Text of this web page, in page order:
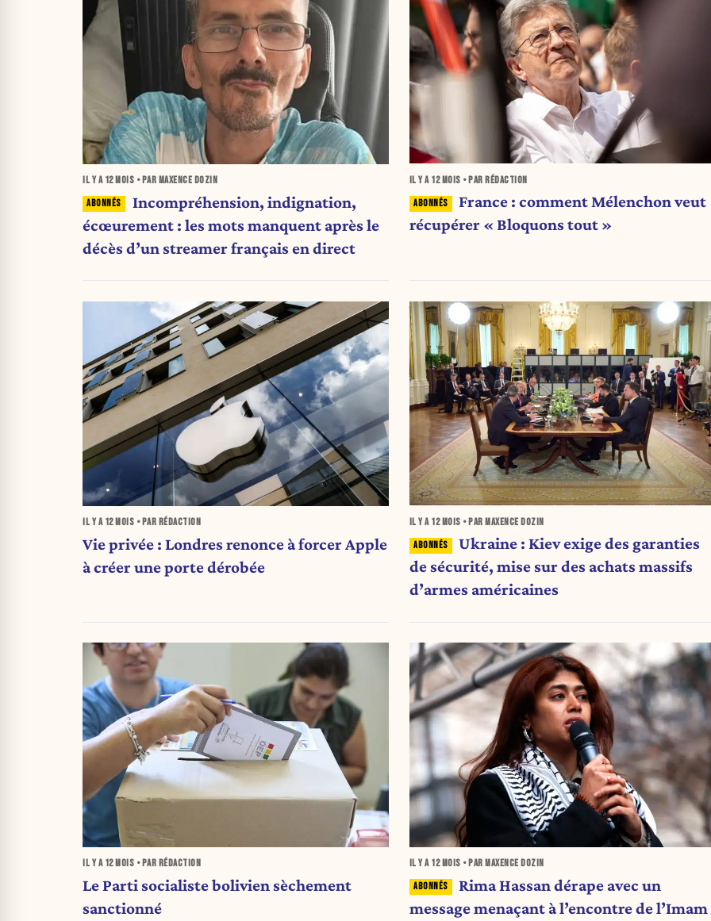
IL Y A 12 MOIS • PAR MAXENCE DOZIN
Incompréhension, indignation,
écœurement : les mots manquent après le
décès d’un streamer français en direct
IL Y A 12 MOIS • PAR RÉDACTION
France : comment Mélenchon veut
récupérer « Bloquons tout »
IL Y A 12 MOIS • PAR RÉDACTION
Vie privée : Londres renonce à forcer Apple
à créer une porte dérobée
IL Y A 12 MOIS • PAR MAXENCE DOZIN
Ukraine : Kiev exige des garanties
de sécurité, mise sur des achats massifs
d’armes américaines
IL Y A 12 MOIS • PAR RÉDACTION
Le Parti socialiste bolivien sèchement
sanctionné
IL Y A 12 MOIS • PAR MAXENCE DOZIN
Rima Hassan dérape avec un
message menaçant à l’encontre de l’Imam